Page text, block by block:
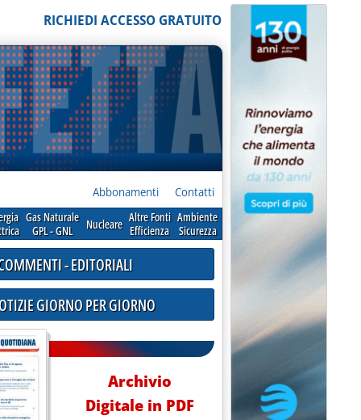
RICHIEDI ACCESSO GRATUITO
Abbonamenti Contatti
Gas Naturale
GPL - GNL
Nucleare Altre Fonti
Efficienza
Ambiente
Sicurezza
e gasolio
17.57.
- EDITORIALI
GIORNO PER GIORNO
Archivio
Digitale in PDF